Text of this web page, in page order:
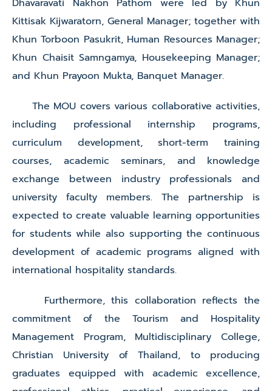
Dhavaravati Nakhon Pathom were led by Khun
Kittisak Kijwaratorn, General Manager; together with
Khun Torboon Pasukrit, Human Resources Manager;
Khun Chaisit Samngamya, Housekeeping Manager;
and Khun Prayoon Mukta, Banquet Manager.
The MOU covers various collaborative activities,
including professional internship programs,
curriculum development, short-term training
courses, academic seminars, and knowledge
exchange between industry professionals and
university faculty members. The partnership is
expected to create valuable learning opportunities
for students while also supporting the continuous
development of academic programs aligned with
international hospitality standards.
Furthermore, this collaboration reflects the
commitment of the Tourism and Hospitality
Management Program, Multidisciplinary College,
Christian University of Thailand, to producing
graduates equipped with academic excellence,